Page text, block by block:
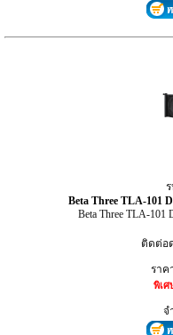
Beta Three TLA-101
Beta Three TLA-101
ติดต่อด่
ราค
พิเศ
จ